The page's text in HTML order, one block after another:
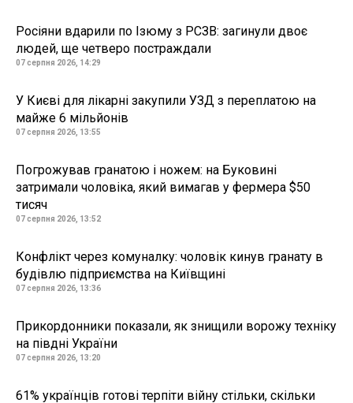
Росіяни вдарили по Ізюму з РСЗВ: загинули двоє
людей, ще четверо постраждали
07 серпня 2026, 14:29
У Києві для лікарні закупили УЗД з переплатою на
майже 6 мільйонів
07 серпня 2026, 13:55
Погрожував гранатою і ножем: на Буковині
затримали чоловіка, який вимагав у фермера $50
тисяч
07 серпня 2026, 13:52
Конфлікт через комуналку: чоловік кинув гранату в
будівлю підприємства на Київщині
07 серпня 2026, 13:36
Прикордонники показали, як знищили ворожу техніку
на півдні України
07 серпня 2026, 13:20
61% українців готові терпіти війну стільки, скільки